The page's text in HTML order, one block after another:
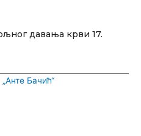
давања крви 17.